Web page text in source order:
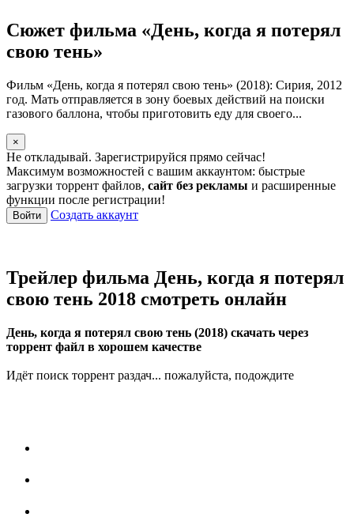
Сюжет фильма «День, когда я потерял
свою тень»
Фильм «День, когда я потерял свою тень» (2018): Сирия, 2012
год. Мать отправляется в зону боевых действий на поиски
газового баллона, чтобы приготовить еду для своего...
×
Не откладывай. Зарегистрируйся прямо сейчас!
Максимум возможностей с вашим аккаунтом: быстрые
загрузки торрент файлов, сайт без рекламы и расширенные
функции после регистрации!
Войти Создать аккаунт
Трейлер фильма День, когда я потерял
свою тень 2018 смотреть онлайн
День, когда я потерял свою тень (2018) скачать через
торрент файл в хорошем качестве
Идёт поиск торрент раздач... пожалуйста, подождите